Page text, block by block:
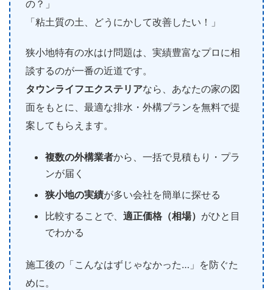
の？」
「粘土質の土、どうにかして改善したい！」
狭小地特有の水はけ問題は、実績豊富なプロに相
談するのが一番の近道です。
タウンライフエクステリアなら、あなたの家の図
面をもとに、最適な排水・外構プランを無料で提
案してもらえます。
複数の外構業者から、一括で見積もり・プラ
ンが届く
狭小地の実績が多い会社を簡単に探せる
比較することで、 適正価格（相場） がひと目
でわかる
施工後の「こんなはずじゃなかった…」を防ぐた
めに。